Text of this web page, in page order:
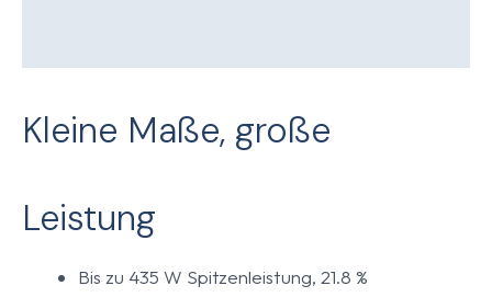
Kleine Maße, große
Leistung
Bis zu 435 W Spitzenleistung, 21.8 %